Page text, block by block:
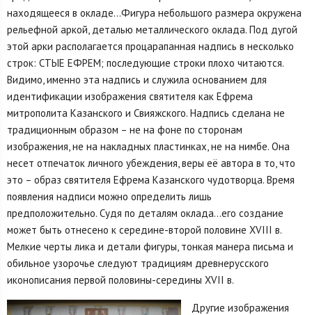
находящееся в окладе…Фигура небольшого размера окружена
рельефной аркой, деталью металлического оклада. Под дугой
этой арки располагается процарапанная надпись в несколько
строк: СТЫЕ ЕФРЕМ; последующие строки плохо читаются.
Видимо, именно эта надпись и служила основанием для
идентификации изображения святителя как Ефрема
митрополита Казанского и Свияжского. Надпись сделана не
традиционным образом – не на фоне по сторонам
изображения, не на накладных пластинках, не на нимбе. Она
несет отпечаток личного убеждения, веры её автора в то, что
это – образ святителя Ефрема Казанского чудотворца. Время
появления надписи можно определить лишь
предположительно. Судя по деталям оклада…его создание
может быть отнесено к середине-второй половине XVIII в.
Мелкие черты лика и детали фигуры, тонкая манера письма и
обильное узорочье следуют традициям древнерусского
иконописания первой половины-середины XVII в.
Другие изображения